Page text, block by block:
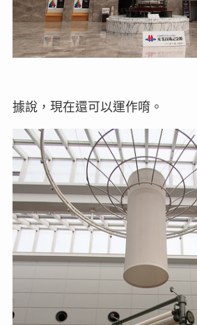
據說，現在還可以運作唷。